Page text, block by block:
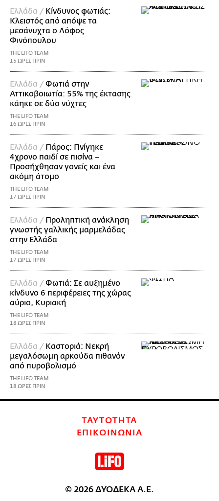
Ελλάδα / Κίνδυνος φωτιάς:
Κλειστός από απόψε τα
μεσάνυχτα ο Λόφος
Φινόπουλου
THE LIFO TEAM
15 ΩΡΕΣ ΠΡΙΝ
Ελλάδα /Φωτιά στην
Αττικοβοιωτία: 55% της έκτασης
κάηκε σε δύο νύχτες
THE LIFO TEAM
16 ΩΡΕΣ ΠΡΙΝ
Ελλάδα / Πάρος: Πνίγηκε
4χρονο παιδί σε πισίνα –
Προσήχθησαν γονείς και ένα
ακόμη άτομο
THE LIFO TEAM
17 ΩΡΕΣ ΠΡΙΝ
Ελλάδα / Προληπτική ανάκληση
γνωστής γαλλικής μαρμελάδας
στην Ελλάδα
THE LIFO TEAM
17 ΩΡΕΣ ΠΡΙΝ
Ελλάδα /Φωτιά: Σε αυξημένο
κίνδυνο 6 περιφέρειες της χώρας
αύριο, Κυριακή
THE LIFO TEAM
18 ΩΡΕΣ ΠΡΙΝ
Ελλάδα / Καστοριά: Νεκρή
μεγαλόσωμη αρκούδα πιθανόν
από πυροβολισμό
THE LIFO TEAM
18 ΩΡΕΣ ΠΡΙΝ
ΤΑΥΤΟΤΗΤΑ
ΕΠΙΚΟΙΝΩΝΙΑ
© 2026 ΔΥΟΔΕΚΑ Α.Ε.